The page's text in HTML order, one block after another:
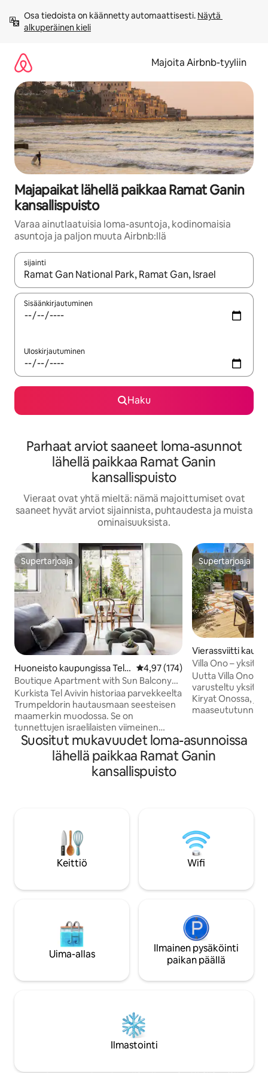
sisältö
väliin
Osa tiedoista on käännetty automaattisesti. Näytä
alkuperäinen kieli
Majoita Airbnb-tyyliin
Majapaikat lähellä paikkaa Ramat Ganin
kansallispuisto
Varaa ainutlaatuisia loma-asuntoja, kodinomaisia
asuntoja ja paljon muuta Airbnb:llä
sijainti
Kun tulokset ovat saatavilla, navigoi ylös- ja alas-
Sisäänkirjautuminen
Uloskirjautuminen
Haku
Parhaat arviot saaneet loma-asunnot
lähellä paikkaa Ramat Ganin
kansallispuisto
Vieraat ovat yhtä mieltä: nämä majoittumiset ovat
saaneet hyvät arviot sijainnista, puhtaudesta ja muista
ominaisuuksista.
Supertarjoaja
Supertarjoaja
Huoneisto kaupungissa Tel
Aviv-Jaffa
Keskimääräinen arvio 4,97/5,
4,97 (174)
Boutique Apartment with Sun Balcony
on Hovevei Zion Street
Kurkista Tel Avivin historiaa parvekkeelta
Trumpeldorin hautausmaan seesteisen
maamerkin muodossa. Se on
tunnettujen israelilaisten viimeinen
leposija. Puutarhanäkymiä on myös
runsaasti, ja siellä on monia paikallisten
taiteilijoiden ja suunnittelijoiden objets
varaukseesi lisätään 17%: n alv, jos Israelin
laki niin vaatii (Israelin kansalaiset ja
vieraat, joilla on työviisumi) Tämä
kunnostettu ja moitteettomasti
runsas luonnonvalo ja huomio jokaiseen
yksityiskohtaan tekevät siitä unen
arvoisen loma-asunnon, josta et halua
size-vuode; #2: täysikokoinen vuode) -
Täysin varustettu keittiömestarin keittiö
lämmitys/ilmastointi kaikissa huoneissa -
Pesukone/ kuivausrumpu / silitysrauta -
puutarhanäkymät jokaisesta ikkunasta -
taiteilijoiden ja suunnittelijoiden teoksia
Supertarjoaja
Supertarjoaja
Vierassviitti
no
Villa Ono –
huone
Uutta Villa
varusteltu
Kiryat Onossa,
tilava
kylpyhuone ja
rauhallisella
puolella.
tyylikkäässä
Suositut mukavuudet loma-asunnoissa
lähellä paikkaa Ramat Ganin
kansallispuisto
Keittiö Wifi
Uima-allas
Ilmainen pysäköinti
paikan päällä
Ilmastointi